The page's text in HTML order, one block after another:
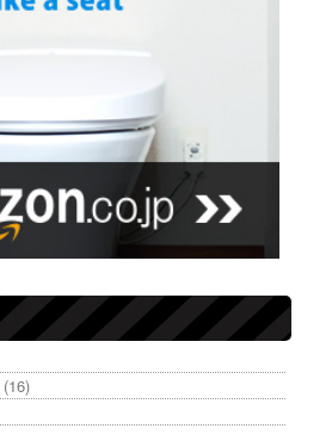
(16)